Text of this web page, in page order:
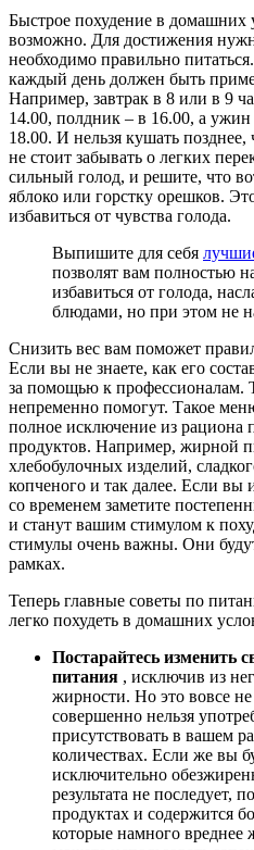
Быстрое похудение в домашних
возможно. Для достижения
необходимо правильно
каждый день должен быть
Например, завтрак в 8 или в 9
14.00, полдник – в 16.00, а
18.00. И нельзя кушать позднее,
не стоит забывать о легких
сильный голод, и решите, что
яблоко или горстку орешков.
избавиться от чувства голода.
Выпишите для себя
позволят вам полностью
избавиться от голода,
блюдами, но при этом не
Снизить вес вам поможет
Если вы не знаете, как его
за помощью к профессионалам.
непременно помогут. Такое
полное исключение из рациона
продуктов. Например, жирной
хлебобулочных изделий,
копченого и так далее. Если вы
со временем заметите
и станут вашим стимулом к
стимулы очень важны. Они
рамках.
Теперь главные советы по
легко похудеть в домашних
Постарайтесь изменить
питания , исключив из
жирности. Но это вовсе
совершенно нельзя
присутствовать в вашем
количествах. Если же вы
исключительно
результата не последует,
продуктах и содержится
которые намного